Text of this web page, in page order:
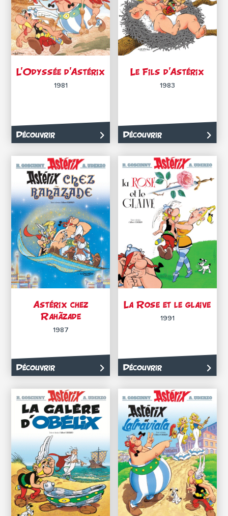
L’Odyssée d’Astérix
1981
Découvrir
Le Fils d’Astérix
1983
Découvrir
Astérix chez
Rahãzade
1987
Découvrir
La Rose et le glaive
1991
Découvrir